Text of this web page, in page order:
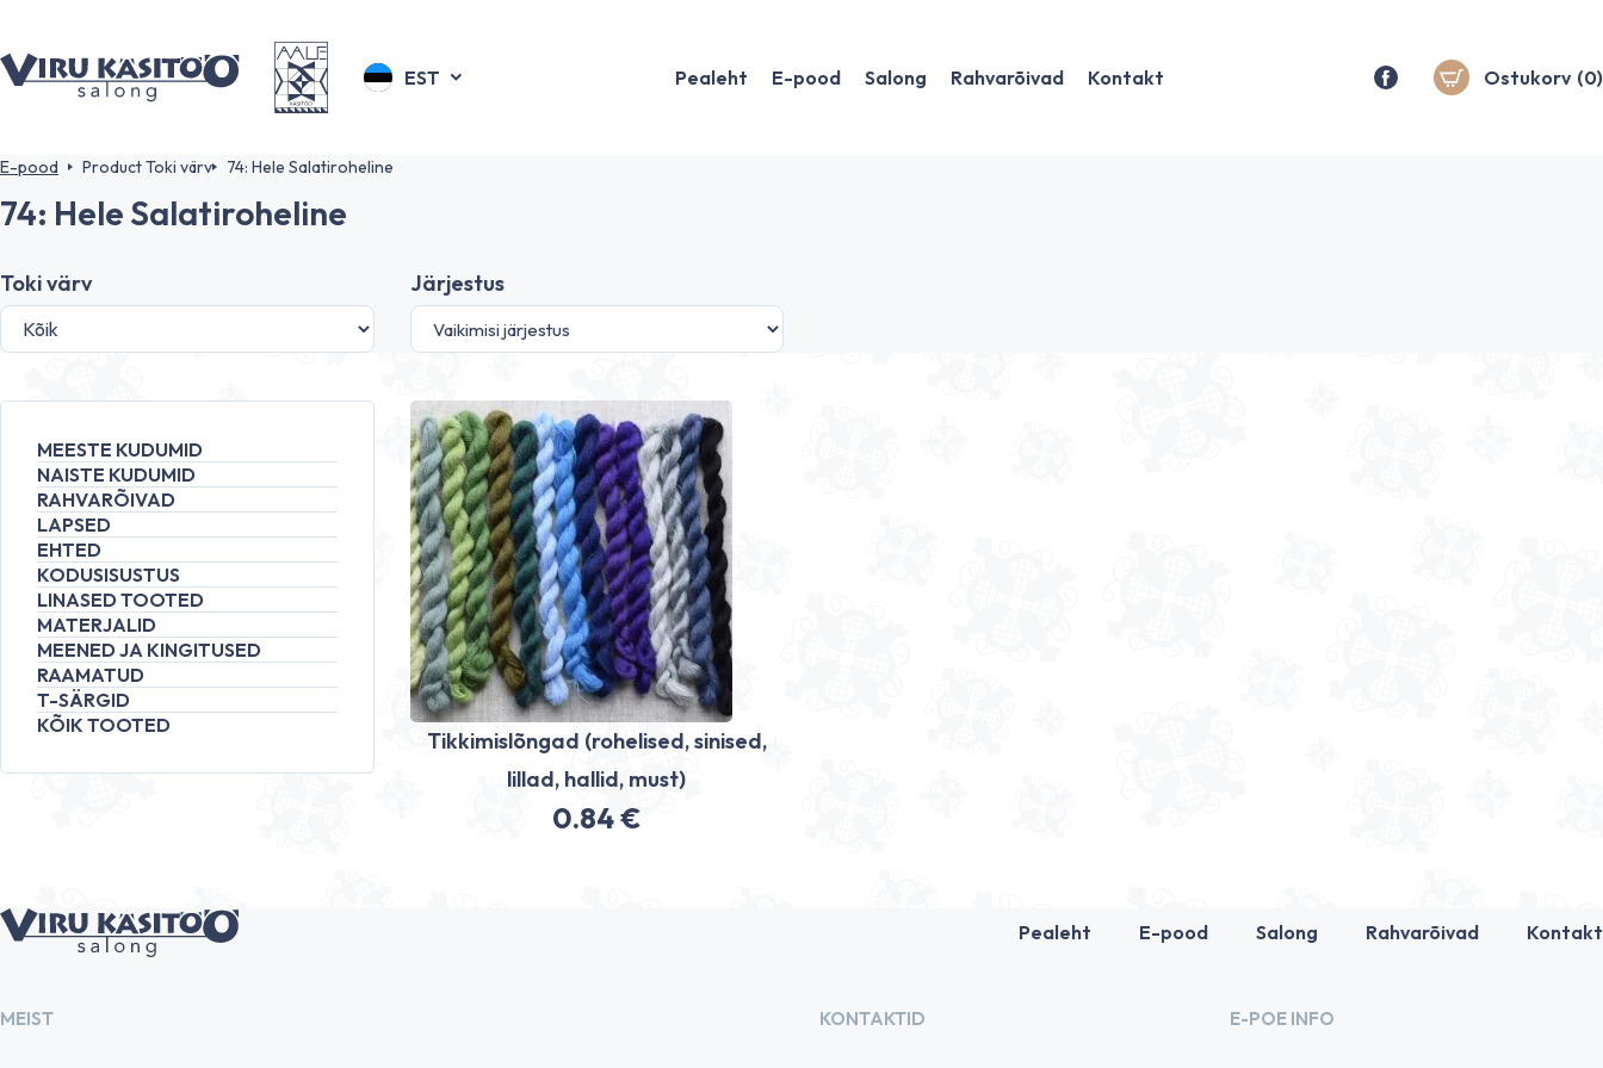
EST Pealeht E-pood Salong Rahvarõivad Kontakt Ostukorv (0)
E-pood Product Toki värv 74: Hele Salatiroheline
74: Hele Salatiroheline
Toki värv Järjestus
MEESTE KUDUMID
NAISTE KUDUMID
RAHVARÕIVAD
LAPSED
EHTED
KODUSISUSTUS
LINASED TOOTED
MATERJALID
MEENED JA KINGITUSED
RAAMATUD
T-SÄRGID
KÕIK TOOTED
Tikkimislõngad (rohelised, sinised,
lillad, hallid, must)
0.84€
Pealeht E-pood Salong Rahvarõivad Kontakt
MEIST KONTAKTID E-POE INFO